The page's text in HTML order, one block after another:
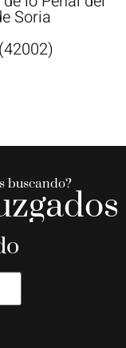
Soria
(42002)
buscando?